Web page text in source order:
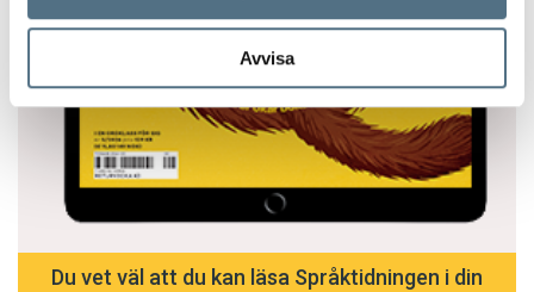
Avvisa
Du vet väl att du kan läsa Språktidningen i din